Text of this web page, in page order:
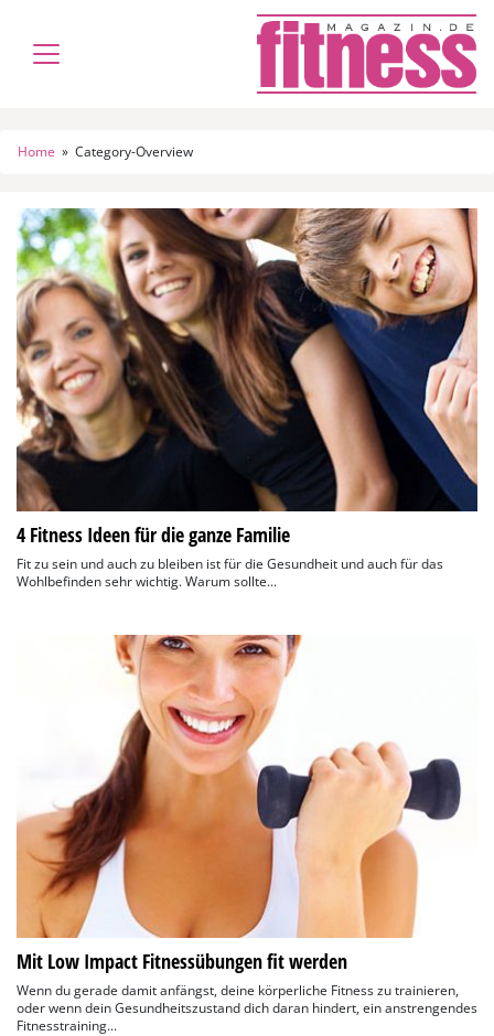
Home » Category-Overview
4 Fitness Ideen für die ganze Familie
Fit zu sein und auch zu bleiben ist für die Gesundheit und auch für das
Wohlbefinden sehr wichtig. Warum sollte...
Mit Low Impact Fitnessübungen fit werden
Wenn du gerade damit anfängst, deine körperliche Fitness zu trainieren,
oder wenn dein Gesundheitszustand dich daran hindert, ein anstrengendes
Fitnesstraining...